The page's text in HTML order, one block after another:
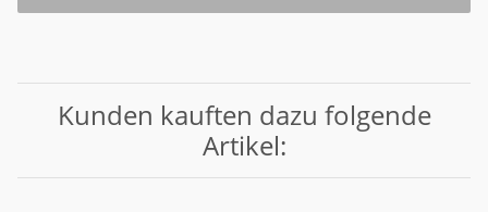
Kunden kauften dazu folgende
Artikel: